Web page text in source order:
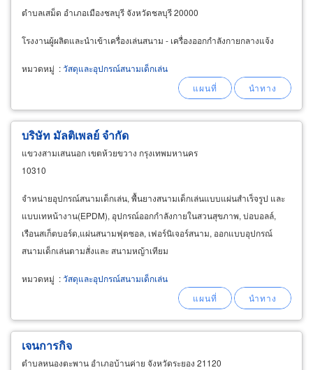
ตำบลเสม็ด อำเภอเมืองชลบุรี จังหวัดชลบุรี 20000
โรงงานผู้ผลิตและนำเข้าเครื่องเล่นสนาม - เครื่องออกกำลังกายกลางแจ้ง
หมวดหมู่ :วัสดุและอุปกรณ์สนามเด็กเล่น
บริษัท มัลติเพลย์ จำกัด
แขวงสามเสนนอก เขตห้วยขวาง กรุงเทพมหานคร
10310
จำหน่ายอุปกรณ์สนามเด็กเล่น, พื้นยางสนามเด็กเล่นแบบแผ่นสำเร็จรูป และ
แบบเทหน้างาน(EPDM), อุปกรณ์ออกกำลังกายในสวนสุขภาพ, บ่อบอลล์,
เรือนสเก็ตบอร์ด,แผ่นสนามฟุตซอล, เฟอร์นิเจอร์สนาม, ออกแบบอุปกรณ์
สนามเด็กเล่นตามสั่งและ สนามหญ้าเทียม
หมวดหมู่ :วัสดุและอุปกรณ์สนามเด็กเล่น
เจนการกิจ
ตำบลหนองตะพาน อำเภอบ้านค่าย จังหวัดระยอง 21120